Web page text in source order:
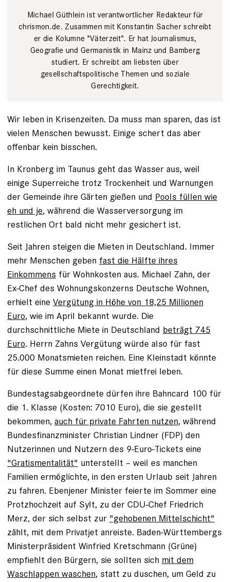
Michael Güthlein ist verantwortlicher Redakteur für
chrismon.de. Zusammen mit Konstantin Sacher schreibt
er die Kolumne "Väterzeit". Er hat Journalismus,
Geografie und Germanistik in Mainz und Bamberg
studiert. Er schreibt am liebsten über
gesellschaftspolitische Themen und soziale
Gerechtigkeit.
Wir leben in Krisenzeiten. Da muss man sparen, das ist
vielen Menschen bewusst. Einige schert das aber
offenbar kein bisschen.
In Kronberg im Taunus geht das Wasser aus, weil
einige Superreiche trotz Trockenheit und Warnungen
der Gemeinde ihre Gärten gießen und Pools füllen wie
eh und je, während die Wasserversorgung im
restlichen Ort bald nicht mehr gesichert ist.
Seit Jahren steigen die Mieten in Deutschland. Immer
mehr Menschen geben fast die Hälfte ihres
Einkommens für Wohnkosten aus. Michael Zahn, der
Ex-Chef des Wohnungskonzerns Deutsche Wohnen,
erhielt eine Vergütung in Höhe von 18,25 Millionen
Euro, wie im April bekannt wurde. Die
durchschnittliche Miete in Deutschland beträgt 745
Euro. Herrn Zahns Vergütung würde also für fast
25.000 Monatsmieten reichen. Eine Kleinstadt könnte
für diese Summe einen Monat mietfrei leben.
Bundestagsabgeordnete dürfen ihre Bahncard 100 für
die 1. Klasse (Kosten: 7010 Euro), die sie gestellt
bekommen, auch für private Fahrten nutzen, während
Bundesfinanzminister Christian Lindner (FDP) den
Nutzerinnen und Nutzern des 9-Euro-Tickets eine
"Gratismentalität" unterstellt – weil es manchen
Familien ermöglichte, in den ersten Urlaub seit Jahren
zu fahren. Ebenjener Minister feierte im Sommer eine
Protzhochzeit auf Sylt, zu der CDU-Chef Friedrich
Merz, der sich selbst zur "gehobenen Mittelschicht"
zählt, mit dem Privatjet anreiste. Baden-Württembergs
Ministerpräsident Winfried Kretschmann (Grüne)
empfiehlt den Bürgern, sie sollten sich mit dem
Waschlappen waschen, statt zu duschen, um Geld zu